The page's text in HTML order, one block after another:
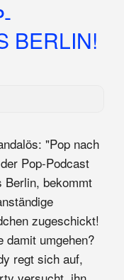
BERLIN!
"Pop nach
Pop-Podcast
Berlin, bekommt
zugeschickt!
damit umgehen?
regt sich auf,